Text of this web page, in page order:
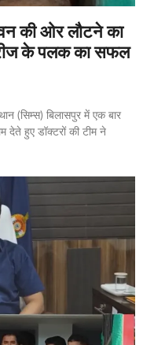
की ओर लौटने का
के पलक का सफल
(सिम्स) बिलासपुर में एक बार
देते हुए डॉक्टरों की टीम ने